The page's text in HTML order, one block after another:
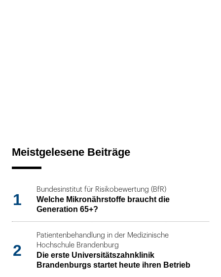
Meistgelesene Beiträge
1
Bundesinstitut für Risikobewertung (BfR)
Welche Mikronährstoffe braucht die
Generation 65+?
2
Patientenbehandlung in der Medizinische
Hochschule Brandenburg
Die erste Universitätszahnklinik
Brandenburgs startet heute ihren Betrieb